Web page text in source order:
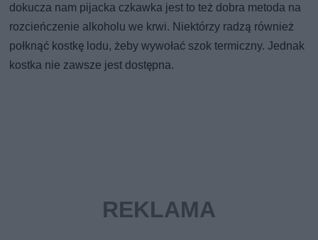
dokucza nam pijacka czkawka jest to też dobra metoda na
rozcieńczenie alkoholu we krwi. Niektórzy radzą również
połknąć kostkę lodu, żeby wywołać szok termiczny. Jednak
kostka nie zawsze jest dostępna.